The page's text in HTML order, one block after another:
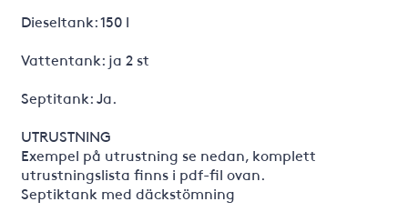
Dieseltank: 150 l
Vattentank: ja 2 st
Septitank: Ja.
UTRUSTNING
Exempel på utrustning se nedan, komplett
utrustningslista finns i pdf-fil ovan.
Septiktank med däckstömning